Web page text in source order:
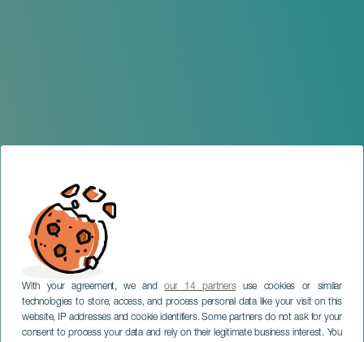
With your agreement, we andour 14 partnersuse cookies or similar
technologies to store, access, and process personal data like your visit on this
website, IP addresses and cookie identifiers. Some partners do not ask for your
consent to process your data and rely on their legitimate business interest. You
GRAN CANARIA